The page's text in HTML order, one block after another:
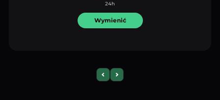
24h
Wymienić
Previous slide
Next slide